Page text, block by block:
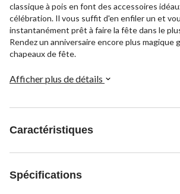
classique à pois en font des accessoires
célébration. Il vous suffit d'en enfiler un et
instantanément prêt à faire la fête dans le
Rendez un anniversaire encore plus magique
chapeaux de fête.
Afficher plus de détails
Caractéristiques
Spécifications